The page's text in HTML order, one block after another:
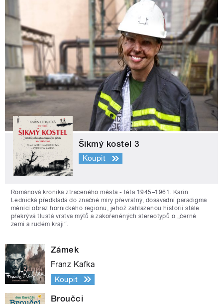
Šikmý kostel 3
Koupit
Románová kronika ztraceného města - léta 1945–1961. Karin
Lednická předkládá do značné míry převratný, dosavadní paradigma
měnící obraz hornického regionu, jehož zahlazenou historii stále
překrývá tlustá vrstva mýtů a zakořeněných stereotypů o „černé
zemi a rudém kraji“.
Zámek
Franz Kafka
Koupit
Broučci